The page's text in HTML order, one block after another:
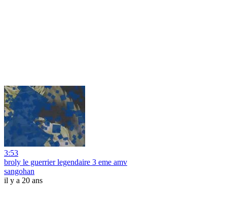
3:53
broly le guerrier legendaire 3 eme amv
sangohan
il y a 20 ans